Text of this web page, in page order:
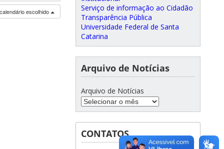
escolhido
Serviço de informação ao Cidadão
Transparência Pública
Universidade Federal de Santa
Catarina
Arquivo de Notícias
Arquivo de Notícias
CONTATOS